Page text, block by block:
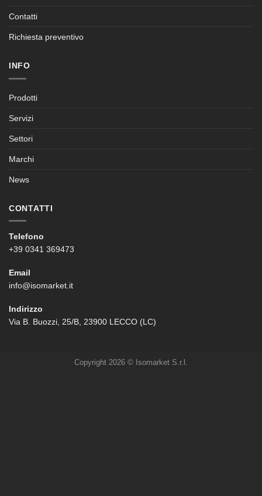
Contatti
Richiesta preventivo
INFO
Prodotti
Servizi
Settori
Marchi
News
CONTATTI
Telefono
+39 0341 369473
Email
info@isomarket.it
Indirizzo
Via B. Buozzi, 25/B, 23900 LECCO (LC)
Copyright 2026 © Isomarket S.r.l.